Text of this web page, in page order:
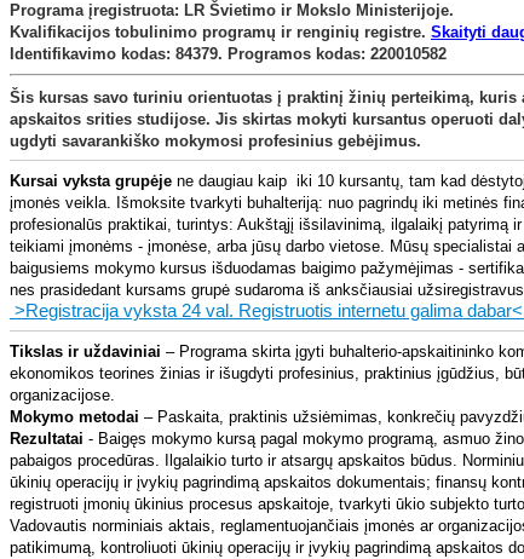
Programa įregistruota: LR Švietimo ir Mokslo Ministerijoje.
Kvalifikacijos tobulinimo programų ir renginių registre. Skaityti
Identifikavimo kodas: 84379. Programos kodas: 220010582
Šis kursas savo turiniu orientuotas į praktinį žinių perteikimą,
apskaitos srities studijose. Jis skirtas mokyti kursantus operuoti
ugdyti savarankiško mokymosi profesinius gebėjimus.
Kursai vyksta grupėje ne daugiau kaip iki 10 kursantų, tam kad
įmonės veikla. Išmoksite tvarkyti buhalteriją: nuo pagrindų iki metinės
profesionalūs praktikai, turintys: Aukštąjį išsilavinimą, ilgalaikį patyrimą
teikiami įmonėms - įmonėse, arba jūsų darbo vietose. Mūsų specialistai
baigusiems mokymo kursus išduodamas baigimo pažymėjimas -
nes prasidedant kursams grupė sudaroma iš anksčiausiai
>Registracija vyksta 24 val. Registruotis internetu galima dabar<
Tikslas ir uždaviniai – Programa skirta įgyti buhalterio-apskaitininko
ekonomikos teorines žinias ir išugdyti profesinius, praktinius įgūdžius,
organizacijose.
Mokymo metodai – Paskaita, praktinis užsiėmimas, konkrečių
Rezultatai - Baigęs mokymo kursą pagal mokymo programą, asmuo
pabaigos procedūras. Ilgalaikio turto ir atsargų apskaitos būdus.
ūkinių operacijų ir įvykių pagrindimą apskaitos dokumentais; finansų
registruoti įmonių ūkinius procesus apskaitoje, tvarkyti ūkio subjekto
Vadovautis norminiais aktais, reglamentuojančiais įmonės ar
patikimumą, kontroliuoti ūkinių operacijų ir įvykių pagrindimą apskaitos